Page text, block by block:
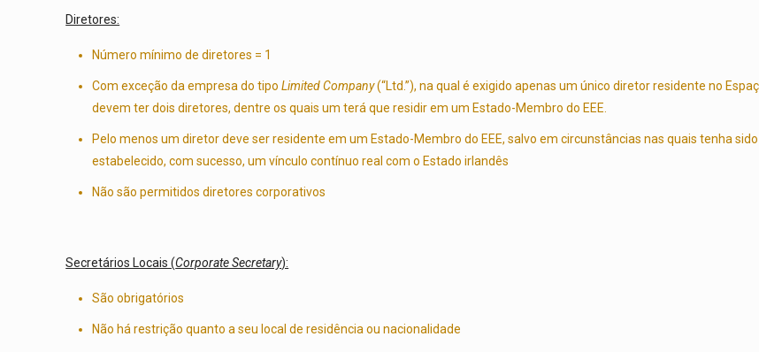
Diretores:
Número mínimo de diretores = 1
Com exceção da empresa do tipoLimited Company(“Ltd.”), na qual é exigido apenas um único diretor residente no
devem ter dois diretores, dentre os quais um terá que residir em um Estado-Membro do EEE.
Pelo menos um diretor deve ser residente em um Estado-Membro do EEE, salvo em circunstâncias nas quais tenha
estabelecido, com sucesso, um vínculo contínuo real com o Estado irlandês
Não são permitidos diretores corporativos
Secretários Locais (Corporate Secretary):
São obrigatórios
Não há restrição quanto a seu local de residência ou nacionalidade